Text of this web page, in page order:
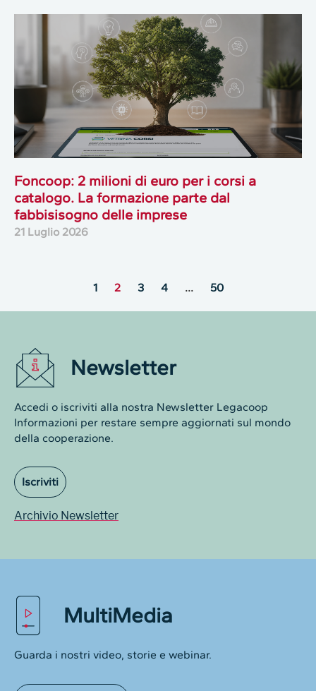
Foncoop: 2 milioni di euro per i corsi a
catalogo. La formazione parte dal
fabbisisogno delle imprese
21 Luglio 2026
1 2 3 4 … 50
Newsletter
Accedi o iscriviti alla nostra Newsletter Legacoop
Informazioni per restare sempre aggiornati sul mondo
della cooperazione.
Iscriviti
Archivio Newsletter
MultiMedia
Guarda i nostri video, storie e webinar.